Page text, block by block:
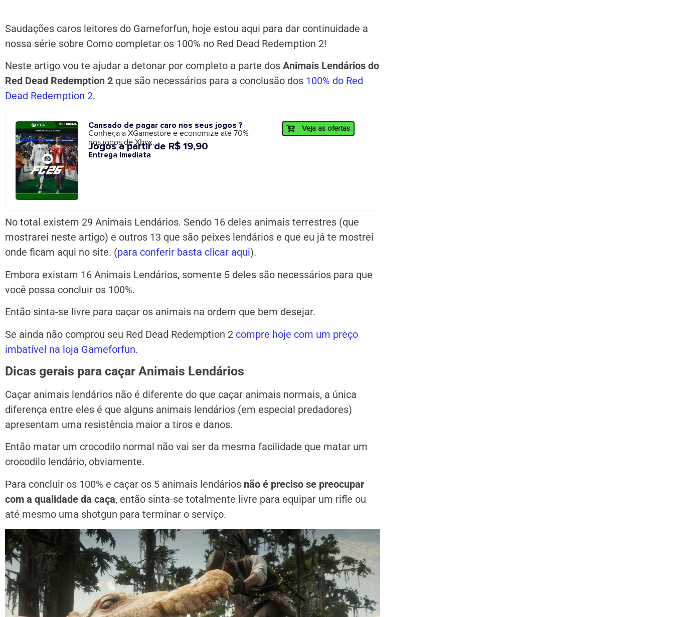
Saudações caros leitores do Gameforfun, hoje estou aqui para dar continuidade a
nossa série sobre Como completar os 100% no Red Dead Redemption 2!
Neste artigo vou te ajudar a detonar por completo a parte dos Animais Lendários do
Red Dead Redemption 2 que são necessários para a conclusão dos 100% do Red
Dead Redemption 2.
Cansado de pagar caro nos seus jogos ?
Conheça a XGamestore e economize até 70%
nos jogos de Xbox.
Jogos a partir de R$ 19,90
Entrega Imediata
Veja as ofertas
No total existem 29 Animais Lendários. Sendo 16 deles animais terrestres (que
mostrarei neste artigo) e outros 13 que são peixes lendários e que eu já te mostrei
onde ficam aqui no site. (para conferir basta clicar aqui).
Embora existam 16 Animais Lendários, somente 5 deles são necessários para que
você possa concluir os 100%.
Então sinta-se livre para caçar os animais na ordem que bem desejar.
Se ainda não comprou seu Red Dead Redemption 2 compre hoje com um preço
imbatível na loja Gameforfun.
Dicas gerais para caçar Animais Lendários
Caçar animais lendários não é diferente do que caçar animais normais, a única
diferença entre eles é que alguns animais lendários (em especial predadores)
apresentam uma resistência maior a tiros e danos.
Então matar um crocodilo normal não vai ser da mesma facilidade que matar um
crocodilo lendário, obviamente.
Para concluir os 100% e caçar os 5 animais lendários não é preciso se preocupar
com a qualidade da caça, então sinta-se totalmente livre para equipar um rifle ou
até mesmo uma shotgun para terminar o serviço.